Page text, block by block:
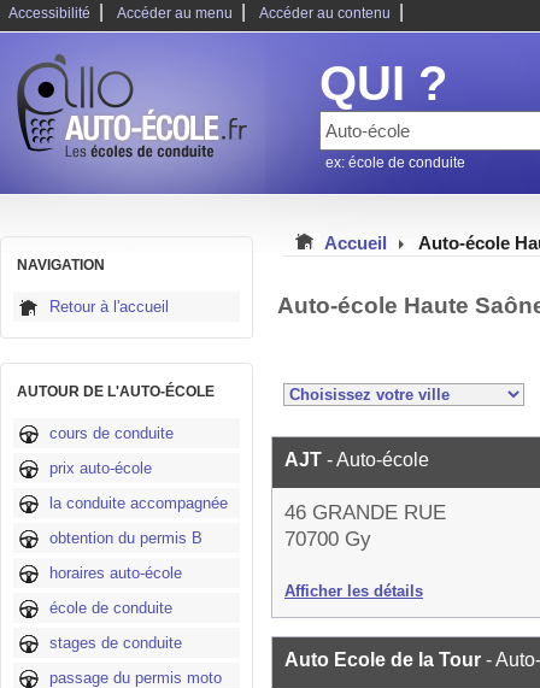
Accessibilité Accéder au menu Accéder au contenu
QUI ?
ex: école de conduite
NAVIGATION
Retour à l'accueil
AUTOUR DE L'AUTO-ÉCOLE
cours de conduite
prix auto-école
la conduite accompagnée
obtention du permis B
horaires auto-école
école de conduite
stages de conduite
passage du permis moto
Accueil Auto-école
Auto-école Haute
AJT - Auto-école
46 GRANDE RUE
70700 Gy
Afficher les détails
Auto Ecole de la Tour -